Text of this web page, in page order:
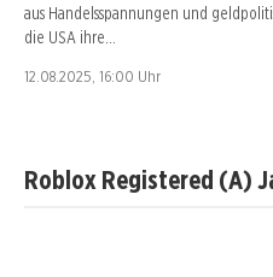
aus Handelsspannungen und
die USA ihre…
12.08.2025, 16:00 Uhr
Roblox Registered (A)